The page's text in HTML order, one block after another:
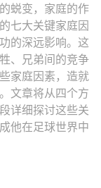
蜕变，家庭的作
七大关键家庭因
的深远影响。这
、兄弟间的竞争
家庭因素，造就
文章将从四个方
详细探讨这些关
他在足球世界中